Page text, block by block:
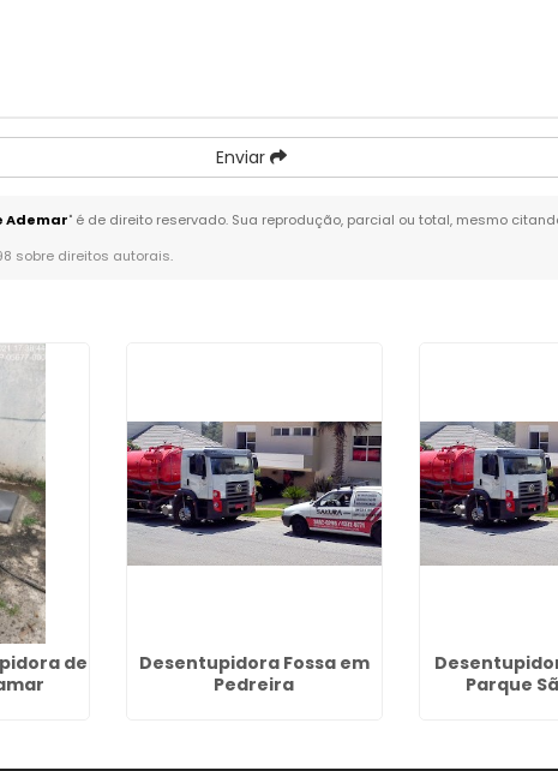
Enviar
Ademar" é de direito reservado. Sua reprodução, parcial ou total, mesmo
sobre direitos autorais.
de
Desentupidora Fossa em
Pedreira
Parque